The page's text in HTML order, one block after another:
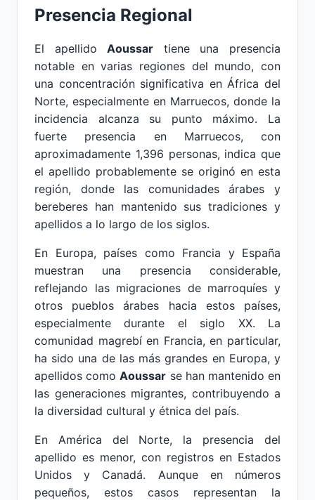
Presencia Regional
El apellidoAoussar tiene una presencia
notable en varias regiones del mundo, con
una concentración significativa en África del
Norte, especialmente en Marruecos, donde la
incidencia alcanza su punto máximo. La
fuerte presencia en Marruecos, con
aproximadamente 1,396 personas, indica que
el apellido probablemente se originó en esta
región, donde las comunidades árabes y
bereberes han mantenido sus tradiciones y
apellidos a lo largo de los siglos.
En Europa, países como Francia y España
muestran una presencia considerable,
reflejando las migraciones de marroquíes y
otros pueblos árabes hacia estos países,
especialmente durante el siglo XX. La
comunidad magrebí en Francia, en particular,
ha sido una de las más grandes en Europa, y
apellidos comoAoussar se han mantenido en
las generaciones migrantes, contribuyendo a
la diversidad cultural y étnica del país.
En América del Norte, la presencia del
apellido es menor, con registros en Estados
Unidos y Canadá. Aunque en números
pequeños, estos casos representan la